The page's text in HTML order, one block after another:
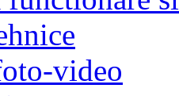
video